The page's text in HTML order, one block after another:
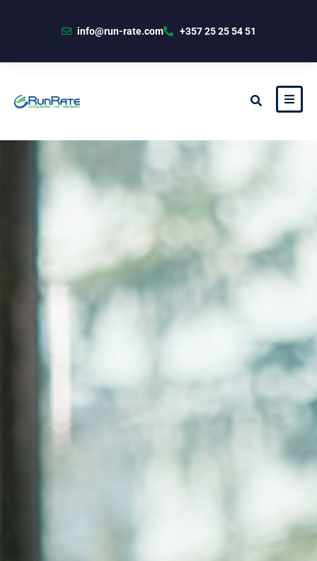
info@run-rate.com +357 25 25 54 51